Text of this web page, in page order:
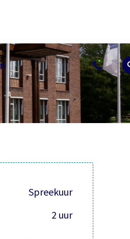
Contact
Spreekuur
2 uur